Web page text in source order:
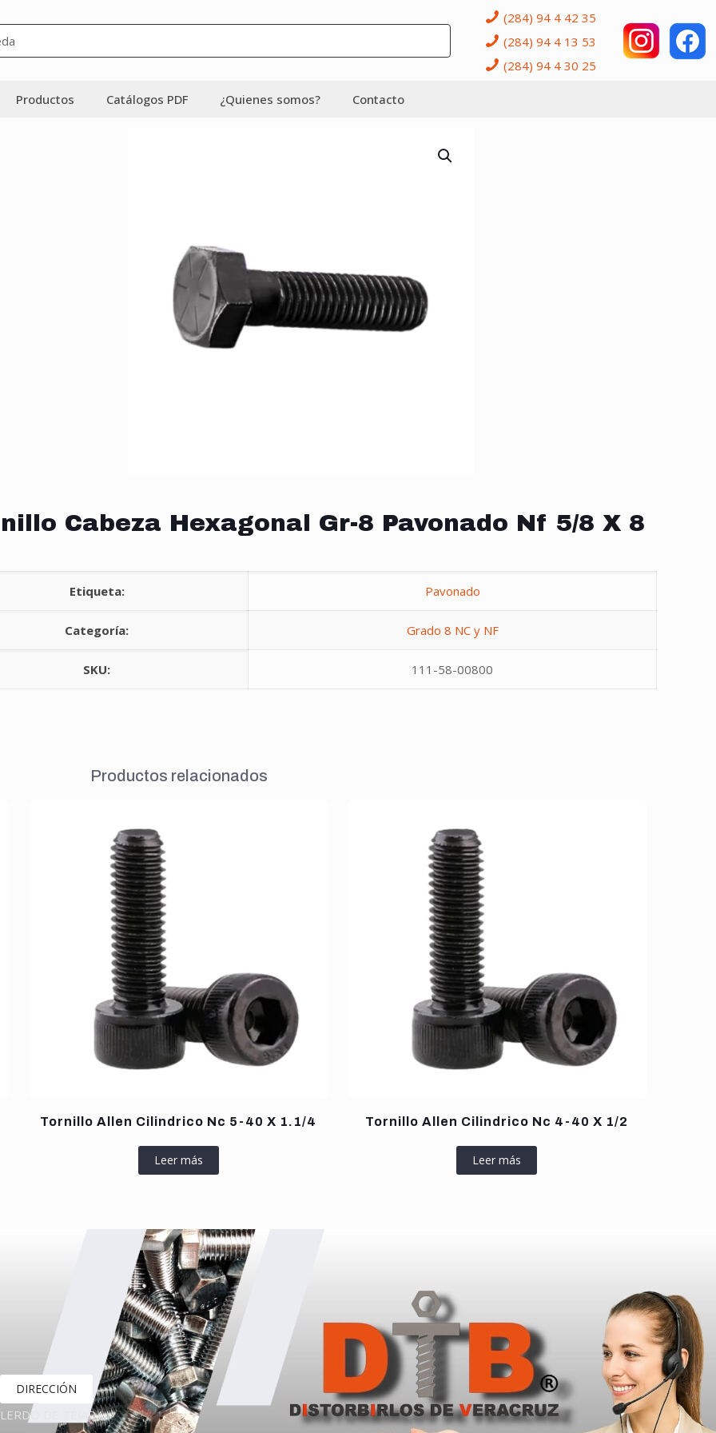
(284) 94 4 42 35
(284) 94 4 13 53
(284) 94 4 30 25
Productos Catálogos PDF ¿Quienes somos? Contacto
Cabeza Hexagonal Gr-8 Pavonado Nf 5/8 X 8
Etiqueta: Pavonado
Categoría: Grado 8 NC y NF
SKU: 111-58-00800
Productos relacionados
Tornillo Allen Cilindrico Nc 5-40 X 1.1/4
Leer más
Tornillo Allen Cilindrico Nc 4-40 X 1/2
Leer más
DIRECCIÓN
LERDO DE TEJADA,